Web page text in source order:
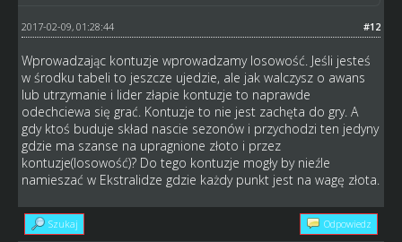
#12
2017-02-09, 01:28:44
Wprowadzając kontuzje wprowadzamy losowość. Jeśli jesteś
w środku tabeli to jeszcze ujedzie, ale jak walczysz o awans
lub utrzymanie i lider złapie kontuzje to naprawde
odechciewa się grać. Kontuzje to nie jest zachęta do gry. A
gdy ktoś buduje skład nascie sezonów i przychodzi ten jedyny
gdzie ma szanse na upragnione złoto i przez
kontuzje(losowość)? Do tego kontuzje mogły by nieźle
namieszać w Ekstralidze gdzie każdy punkt jest na wagę złota.
Szukaj Odpowiedz